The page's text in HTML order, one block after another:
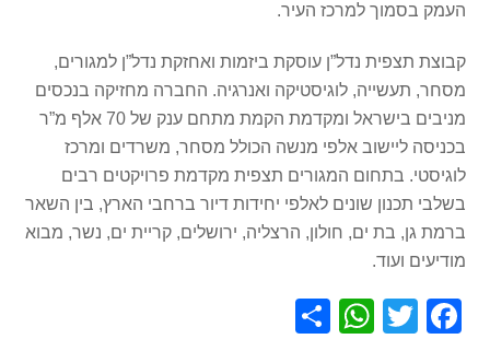
העמק בסמוך למרכז העיר.
קבוצת תצפית נדל”ן עוסקת ביזמות ואחזקת נדל”ן למגורים,
מסחר, תעשייה, לוגיסטיקה ואנרגיה. החברה מחזיקה בנכסים
מניבים בישראל ומקדמת הקמת מתחם ענק של 70 אלף מ”ר
בכניסה ליישוב אלפי מנשה הכולל מסחר, משרדים ומרכז
לוגיסטי. בתחום המגורים תצפית מקדמת פרויקטים רבים
בשלבי תכנון שונים לאלפי יחידות דיור ברחבי הארץ, בין השאר
ברמת גן, בת ים, חולון, הרצליה, ירושלים, קריית ים, נשר, מבוא
מודיעים ועוד.
F
T
W